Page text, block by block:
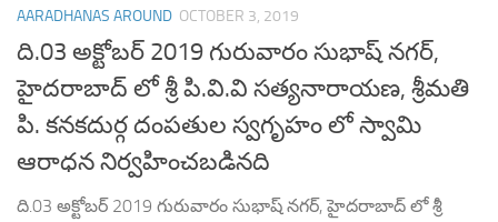
AARADHANAS AROUND OCTOBER 3, 2019
ది.03 అక్టోబర్ 2019 గురువారం సుభాష్ నగర్,
హైదరాబాద్ లో శ్రీ పి.వి.వి సత్యనారాయణ, శ్రీమతి
పి. కనకదుర్గ దంపతుల స్వగృహం లో స్వామి
ఆరాధన నిర్వహించబడినది
ది.03 అక్టోబర్ 2019 గురువారం సుభాష్ నగర్, హైదరాబాద్ లో శ్రీ